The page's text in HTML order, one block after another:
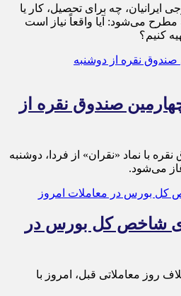
ایرانیان، چه برای تحصیل، کار یا
می‌شود: آیا واقعاً نیاز است
کنیم؟
صندوق نقره از
با نماد «نقران» از فردا، دوشنبه
واحدی شاخص کل بورس در
روز معاملاتی قبل، امروز با